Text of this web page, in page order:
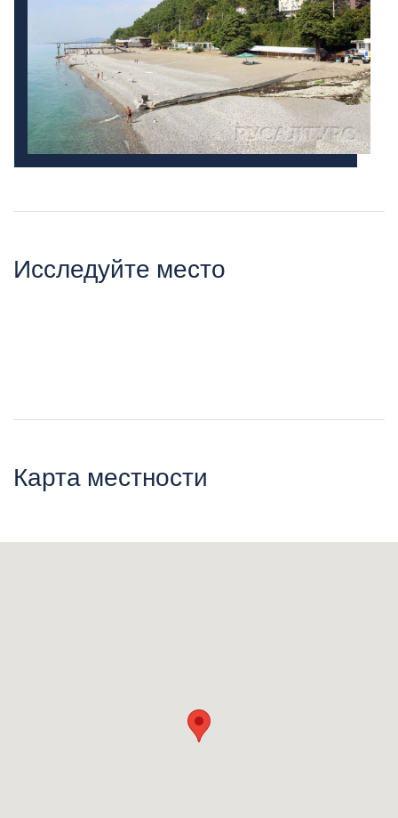
Исследуйте место
Карта местности